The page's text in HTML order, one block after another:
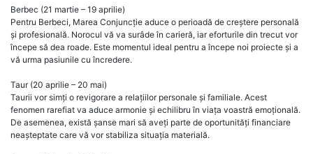
Berbec (21 martie – 19 aprilie)
Pentru Berbeci, Marea Conjuncție aduce o perioadă de creștere personală
și profesională. Norocul vă va surâde în carieră, iar eforturile din trecut vor
începe să dea roade. Este momentul ideal pentru a începe noi proiecte și a
vă urma pasiunile cu încredere.
Taur (20 aprilie – 20 mai)
Taurii vor simți o revigorare a relațiilor personale și familiale. Acest
fenomen rarefiat va aduce armonie și echilibru în viața voastră emoțională.
De asemenea, există șanse mari să aveți parte de oportunități financiare
neașteptate care vă vor stabiliza situația materială.